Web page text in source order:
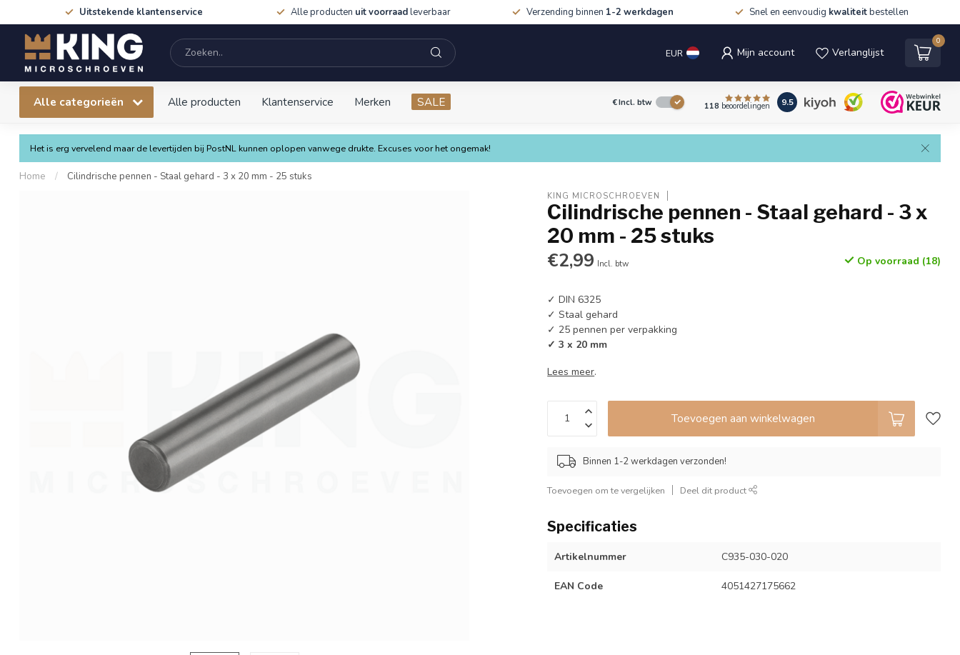
Uitstekende klantenservice Alle producten uit voorraadleverbaar Verzending binnen 1-2 werkdagen Snel en eenvoudig kwaliteitbestellen
EUR Mijn account Verlanglijst
0
Alle categorieën Alle producten Klantenservice Merken SALE €Incl. btw 118 beoordelingen 9.5
Het is erg vervelend maar de levertijden bij PostNL kunnen oplopen vanwege drukte. Excuses voor het ongemak!
Home / Cilindrische pennen - Staal gehard - 3 x 20 mm - 25 stuks
KING MICROSCHROEVEN
Cilindrische pennen - Staal gehard - 3 x
20 mm - 25 stuks
€2,99 Incl. btw Op voorraad (18)
✓ DIN 6325
✓ Staal gehard
✓ 25 pennen per verpakking
✓ 3 x 20 mm
Lees meer.
Toevoegen aan winkelwagen
Binnen 1-2 werkdagen verzonden!
Toevoegen om te vergelijken Deel dit product
Specificaties
Artikelnummer C935-030-020
EAN Code 4051427175662